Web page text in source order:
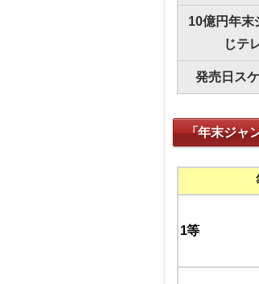
10億円年末
じテ
発売日ス
「年末ジャ
1等